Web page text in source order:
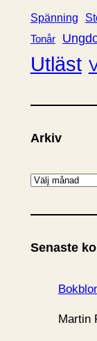
Spänning
Tonår
Utläst
Arkiv
A
k
v
Senaste
Martin